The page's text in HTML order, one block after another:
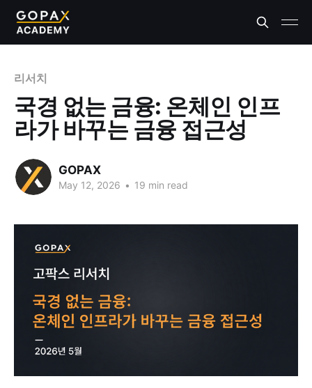
리서치
국경 없는 금융: 온체인 인프
라가 바꾸는 금융 접근성
GOPAX
May 12, 2026 • 19 min read